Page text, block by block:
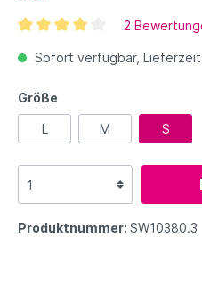
2
Sofort verfügbar,
Größe
L M S
Produktnummer: SW10380.3